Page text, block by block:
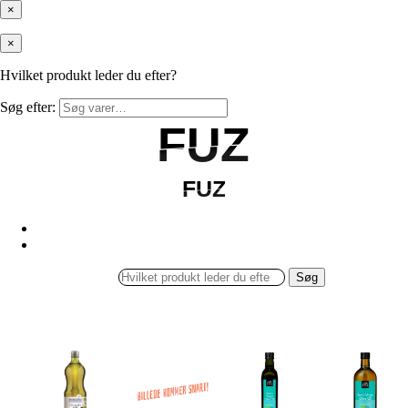
×
×
Hvilket produkt leder du efter?
Søg efter:
FUZ
FUZ
FUZ
FUZ
Søg